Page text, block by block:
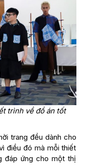
trình về đồ án tốt
trang đều dành cho
điều đó mà mỗi thiết
đáp ứng cho một thị